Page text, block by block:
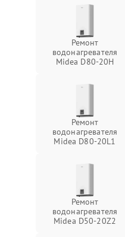
Ремонт
водонагревателя
Midea D80-20Н
Ремонт
водонагревателя
Midea D80-20L1
Ремонт
водонагревателя
Midea D50-20Z2